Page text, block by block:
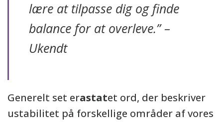
lære at tilpasse dig og finde
balance for at overleve.” –
Ukendt
Generelt set erastatet ord, der beskriver
ustabilitet på forskellige områder af vores